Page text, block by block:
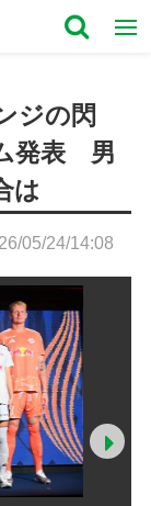
ジの閃
発表 男
は
05/24/14:08